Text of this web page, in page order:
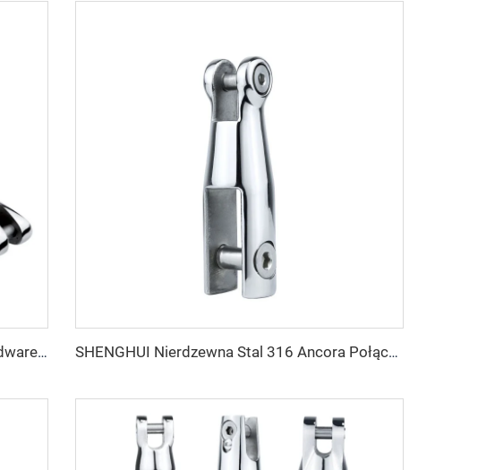
Fabryka Nierdzewna Stal 316 Marine Hardware Długie Ancora Obrotowy Połączenia Łódź Akcesoria Ancora Łańcuch Obrotowy Połączenie SHENGHUI Nierdzewna Stal 316 Ancora Połączenia Profilu Aluminium Obrotowy Ancora Łańcuch z Marine Hardware Charakterystyka